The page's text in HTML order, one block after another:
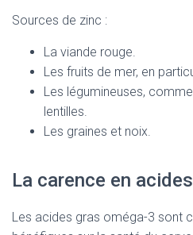
Sources de zinc :
La viande rouge.
Les fruits de mer, en
Les légumineuses,
lentilles.
Les graines et noix.
La carence en
Les acides gras oméga-3 sont